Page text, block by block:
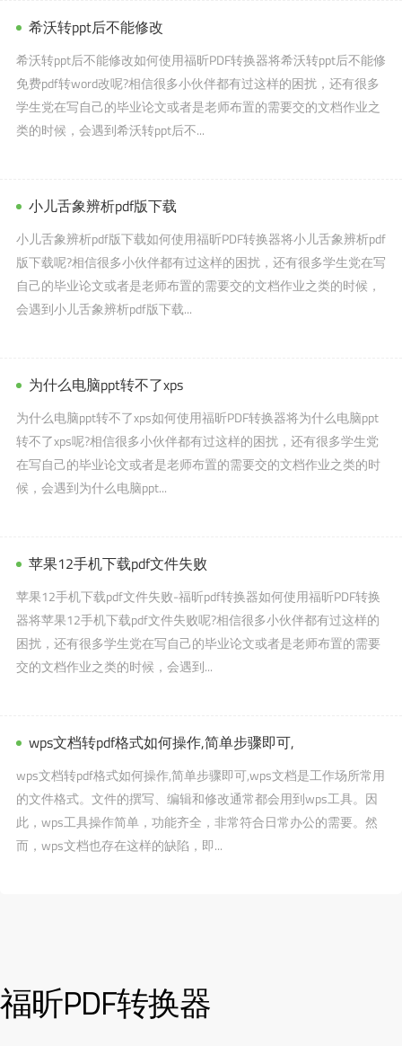
希沃转ppt后不能修改
希沃转ppt后不能修改如何使用福昕PDF转换器将希沃转ppt后不能修
免费pdf转word改呢?相信很多小伙伴都有过这样的困扰，还有很多
学生党在写自己的毕业论文或者是老师布置的需要交的文档作业之
类的时候，会遇到希沃转ppt后不...
小儿舌象辨析pdf版下载
小儿舌象辨析pdf版下载如何使用福昕PDF转换器将小儿舌象辨析pdf
版下载呢?相信很多小伙伴都有过这样的困扰，还有很多学生党在写
自己的毕业论文或者是老师布置的需要交的文档作业之类的时候，
会遇到小儿舌象辨析pdf版下载...
为什么电脑ppt转不了xps
为什么电脑ppt转不了xps如何使用福昕PDF转换器将为什么电脑ppt
转不了xps呢?相信很多小伙伴都有过这样的困扰，还有很多学生党
在写自己的毕业论文或者是老师布置的需要交的文档作业之类的时
候，会遇到为什么电脑ppt...
苹果12手机下载pdf文件失败
苹果12手机下载pdf文件失败-福昕pdf转换器如何使用福昕PDF转换
器将苹果12手机下载pdf文件失败呢?相信很多小伙伴都有过这样的
困扰，还有很多学生党在写自己的毕业论文或者是老师布置的需要
交的文档作业之类的时候，会遇到...
wps文档转pdf格式如何操作,简单步骤即可,
wps文档转pdf格式如何操作,简单步骤即可,wps文档是工作场所常用
的文件格式。文件的撰写、编辑和修改通常都会用到wps工具。因
此，wps工具操作简单，功能齐全，非常符合日常办公的需要。然
而，wps文档也存在这样的缺陷，即...
福昕PDF转换器